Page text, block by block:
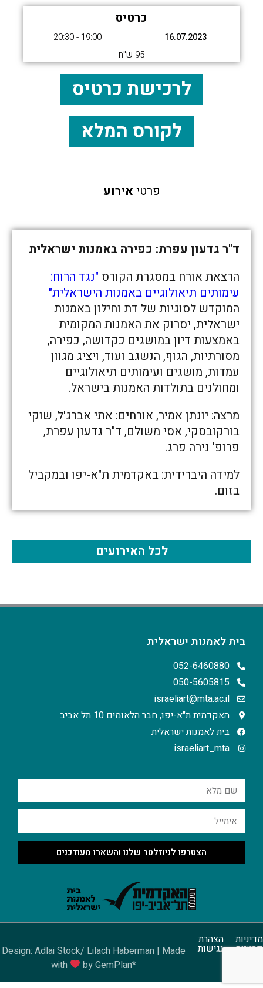
כרטיס
16.07.2023
19:00 - 20:30
95 ש"ח
לרכישת כרטיס
לקורס המלא
פרטי אירוע
ד"ר גדעון עפרת: כפירה באמנות ישראלית
הרצאת אורח במסגרת הקורס "נגד הרוח:
עימותים תיאולוגיים באמנות הישראלית"
המוקדש לסוגיות של דת וחילון באמנות
ישראלית, יסרוק את האמנות המקומית
באמצעות דיון במושגים כקדושה, כפירה,
מסורתיות, הגוף, הנשגב ועוד, ויציג מגוון
עמדות, מושגים ועימותים תיאולוגיים
ומחולנים בתולדות האמנות בישראל.
מרצה: יונתן אמיר, אורחים: אתי אברג'ל, שוקי
בורקובסקי, אסי משולם, ד"ר גדעון עפרת,
פרופ' נירה פרג.
למידה היברידית: באקדמית ת"א-יפו ובמקביל
בזום.
לכל האירועים
בית לאמנות ישראלית
052-6460880
050-5605815
israeliart@mta.ac.il
האקדמית ת"א-יפו, חבר הלאומים 10 תל אביב
בית לאמנות ישראלית
israeliart_mta
הצטרפו לניוזלטר שלנו והשארו מעודכנים
מדיניות
פרטיות
הצהרת
נגישות
Design: Adlai Stock/ Lilach Haberman | Made
with
by GemPlan*